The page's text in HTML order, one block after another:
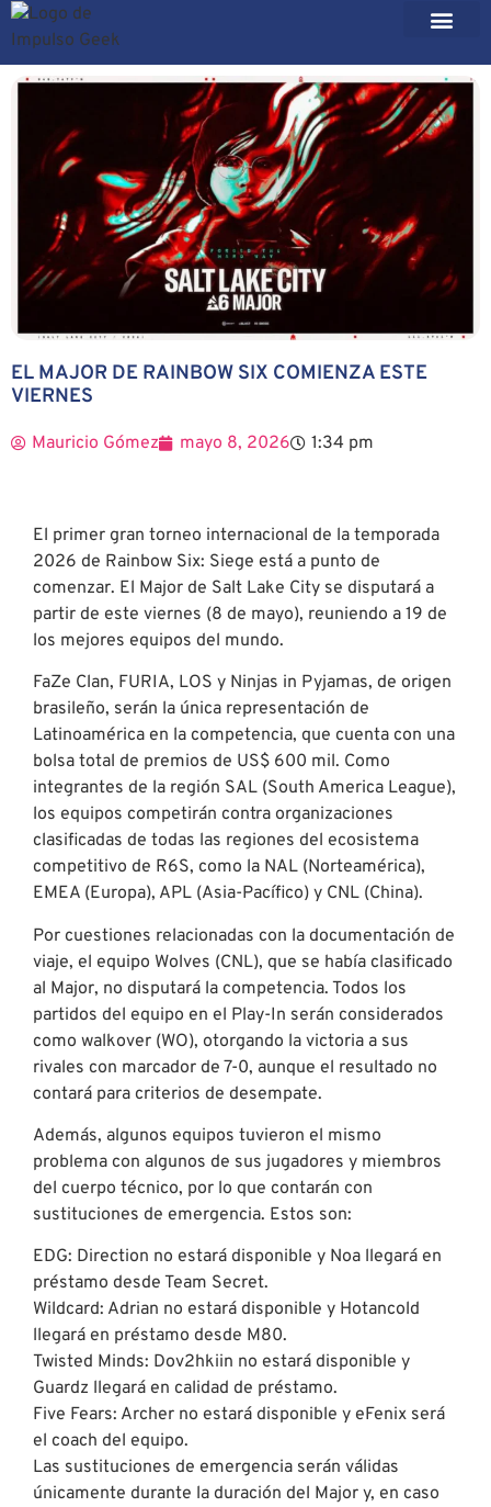
EL MAJOR DE RAINBOW SIX COMIENZA ESTE
VIERNES
Mauricio Gómez mayo 8, 2026 1:34 pm
El primer gran torneo internacional de la temporada
2026 de Rainbow Six: Siege está a punto de
comenzar. El Major de Salt Lake City se disputará a
partir de este viernes (8 de mayo), reuniendo a 19 de
los mejores equipos del mundo.
FaZe Clan, FURIA, LOS y Ninjas in Pyjamas, de origen
brasileño, serán la única representación de
Latinoamérica en la competencia, que cuenta con una
bolsa total de premios de US$ 600 mil. Como
integrantes de la región SAL (South America League),
los equipos competirán contra organizaciones
clasificadas de todas las regiones del ecosistema
competitivo de R6S, como la NAL (Norteamérica),
EMEA (Europa), APL (Asia-Pacífico) y CNL (China).
Por cuestiones relacionadas con la documentación de
viaje, el equipo Wolves (CNL), que se había clasificado
al Major, no disputará la competencia. Todos los
partidos del equipo en el Play-In serán considerados
como walkover (WO), otorgando la victoria a sus
rivales con marcador de 7-0, aunque el resultado no
contará para criterios de desempate.
Además, algunos equipos tuvieron el mismo
problema con algunos de sus jugadores y miembros
del cuerpo técnico, por lo que contarán con
sustituciones de emergencia. Estos son:
EDG: Direction no estará disponible y Noa llegará en
préstamo desde Team Secret.
Wildcard: Adrian no estará disponible y Hotancold
llegará en préstamo desde M80.
Twisted Minds: Dov2hkiin no estará disponible y
Guardz llegará en calidad de préstamo.
Five Fears: Archer no estará disponible y eFenix será
el coach del equipo.
Las sustituciones de emergencia serán válidas
únicamente durante la duración del Major y, en caso